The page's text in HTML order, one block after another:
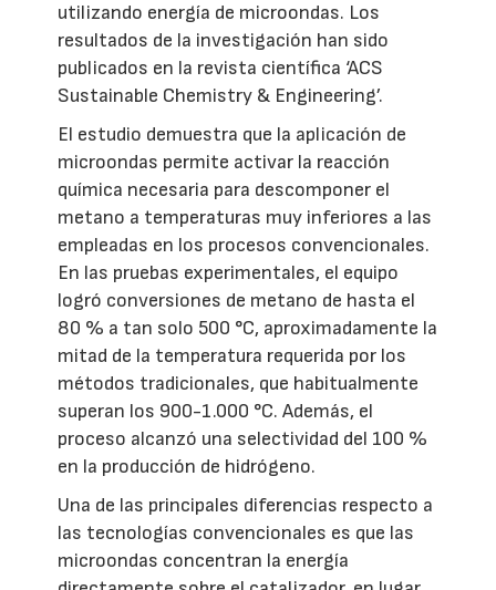
utilizando energía de microondas. Los
resultados de la investigación han sido
publicados en la revista científica ‘ACS
Sustainable Chemistry & Engineering’.
El estudio demuestra que la aplicación de
microondas permite activar la reacción
química necesaria para descomponer el
metano a temperaturas muy inferiores a las
empleadas en los procesos convencionales.
En las pruebas experimentales, el equipo
logró conversiones de metano de hasta el
80 % a tan solo 500 °C, aproximadamente la
mitad de la temperatura requerida por los
métodos tradicionales, que habitualmente
superan los 900-1.000 °C. Además, el
proceso alcanzó una selectividad del 100 %
en la producción de hidrógeno.
Una de las principales diferencias respecto a
las tecnologías convencionales es que las
microondas concentran la energía